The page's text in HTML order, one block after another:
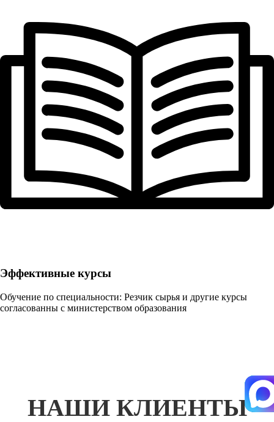
Эффективные курсы
Обучение по специальности: Резчик сырья и другие курсы
согласованны с министерством образования
НАШИ КЛИЕНТЫ